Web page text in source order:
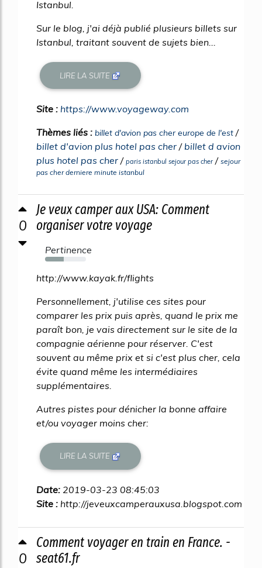
Istanbul.
Sur le blog, j'ai déjà publié plusieurs billets sur
Istanbul, traitant souvent de sujets bien...
LIRE LA SUITE
Site : https://www.voyageway.com
Thèmes liés : billet d'avion pas cher europe de l'est /
billet d'avion plus hotel pas cher / billet d avion
plus hotel pas cher / paris istanbul sejour pas cher / sejour
pas cher derniere minute istanbul
0
Je veux camper aux USA: Comment
organiser votre voyage
Pertinence
46%
http://www.kayak.fr/flights
Personnellement, j'utilise ces sites pour
comparer les prix puis après, quand le prix me
paraît bon, je vais directement sur le site de la
compagnie aérienne pour réserver. C'est
souvent au même prix et si c'est plus cher, cela
évite quand même les intermédiaires
supplémentaires.
Autres pistes pour dénicher la bonne affaire
et/ou voyager moins cher:
LIRE LA SUITE
Date: 2019-03-23 08:45:03
Site : http://jeveuxcamperauxusa.blogspot.com
0
Comment voyager en train en France. -
seat61.fr